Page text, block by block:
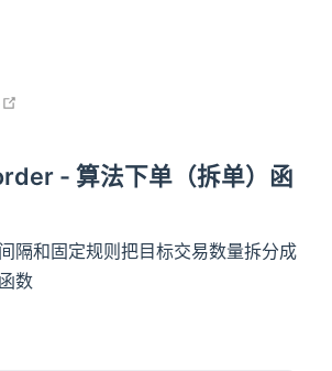
- 算法下单（拆单）函
隔和固定规则把目标交易数量拆分成
数